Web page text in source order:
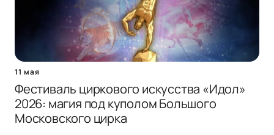
11 мая
Фестиваль циркового искусства «Идол»
2026: магия под куполом Большого
Московского цирка